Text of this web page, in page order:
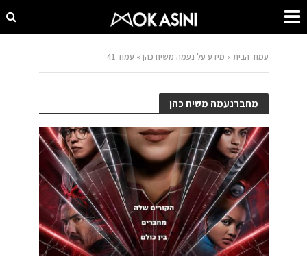
עמוד הבית » מידע על נעמה משיח כהן » עמוד 41
מחברנעמה משיח כהן